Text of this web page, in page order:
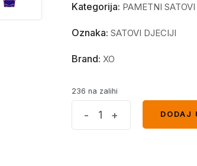
Kategorija: PAMETNI SATOVI
Oznaka: SATOVI DJECIJI
Brand: XO
236 na zalihi
- +
DODAJ